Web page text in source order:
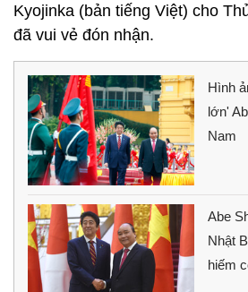
Kyojinka (bản tiếng Việt) cho
đã vui vẻ đón nhận.
Hình
lớn'
Nam
Abe
Nhật
hiếm